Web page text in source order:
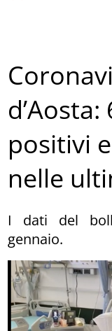
positivi
nelle
I dati del
gennaio.